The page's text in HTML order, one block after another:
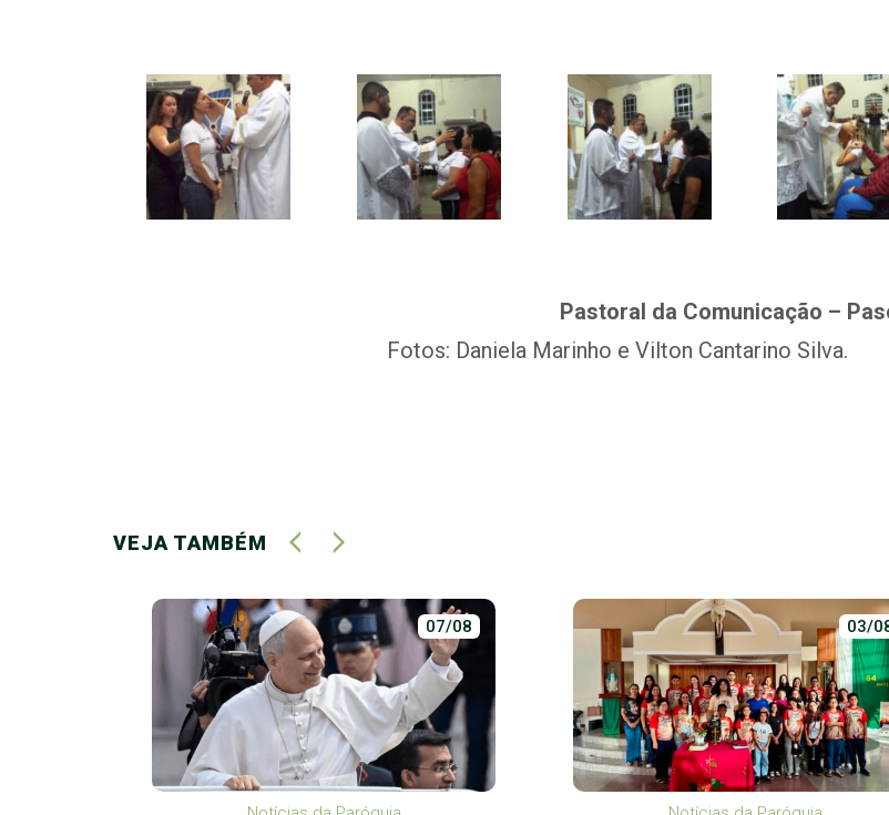
Pastoral da Comunicação –
Fotos: Daniela Marinho e Vilton Cantarino Silva.
VEJA TAMBÉM
07/08 03/